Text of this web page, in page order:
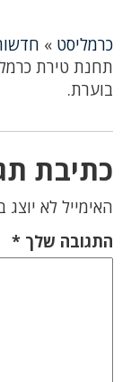
כרמליסט »
תחנת טירת
בוערת.
כתיבת
האימייל לא יוצג
התגובה שלך *